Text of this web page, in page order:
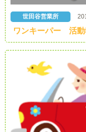
世田谷営業所
ワンキーパー 活動